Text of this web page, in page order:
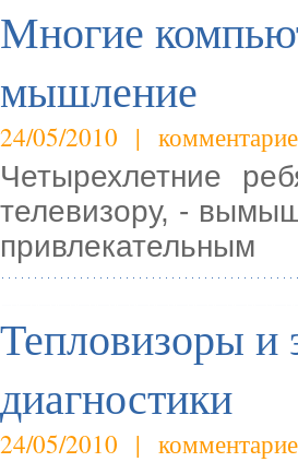
Многие
мышление
24/05/2010 |
Четырехлетние
телевизору, -
привлекательным
Тепловизоры и
диагностики
24/05/2010 |